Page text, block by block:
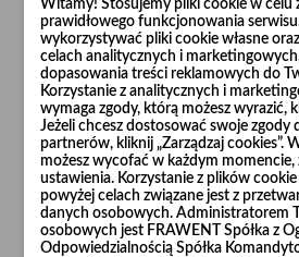
opcjonalne
Wiadomość
Witamy! Stosujemy pliki cookie w celu
prawidłowego funkcjonowania
wykorzystywać pliki cookie własne
celach analitycznych i
dopasowania treści reklamowych do
Korzystanie z analitycznych i
wymaga zgody, którą możesz wyrazić,
Jeżeli chcesz dostosować swoje zgody
partnerów, kliknij „Zarządzaj cookies”.
możesz wycofać w każdym
ustawienia. Korzystanie z plików
powyżej celach związane jest z
danych osobowych. Administratorem
osobowych jest FRAWENT Spółka z
Odpowiedzialnością Spółka